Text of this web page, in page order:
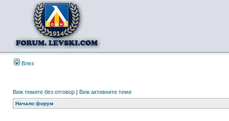
Влез
Виж темите без отговор | Виж активните теми
Начало форум